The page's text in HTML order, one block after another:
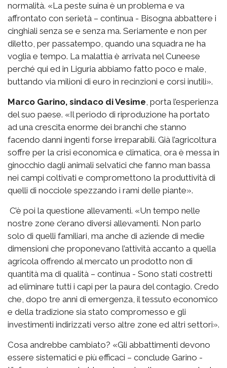
normalità. «La peste suina è un problema e va
affrontato con serietà – continua - Bisogna abbattere i
cinghiali senza se e senza ma. Seriamente e non per
diletto, per passatempo, quando una squadra ne ha
voglia e tempo. La malattia è arrivata nel Cuneese
perché qui ed in Liguria abbiamo fatto poco e male,
buttando via milioni di euro in recinzioni e corsi inutili».
Marco Garino, sindaco di Vesime, porta l’esperienza
del suo paese. «Il periodo di riproduzione ha portato
ad una crescita enorme dei branchi che stanno
facendo danni ingenti forse irreparabili. Già l’agricoltura
soffre per la crisi economica e climatica, ora è messa in
ginocchio dagli animali selvatici che fanno man bassa
nei campi coltivati e compromettono la produttività di
quelli di nocciole spezzando i rami delle piante».
C’è poi la questione allevamenti. «Un tempo nelle
nostre zone c’erano diversi allevamenti. Non parlo
solo di quelli familiari, ma anche di aziende di medie
dimensioni che proponevano l’attività accanto a quella
agricola offrendo al mercato un prodotto non di
quantità ma di qualità – continua - Sono stati costretti
ad eliminare tutti i capi per la paura del contagio. Credo
che, dopo tre anni di emergenza, il tessuto economico
e della tradizione sia stato compromesso e gli
investimenti indirizzati verso altre zone ed altri settori».
Cosa andrebbe cambiato? «Gli abbattimenti devono
essere sistematici e più efficaci – conclude Garino -